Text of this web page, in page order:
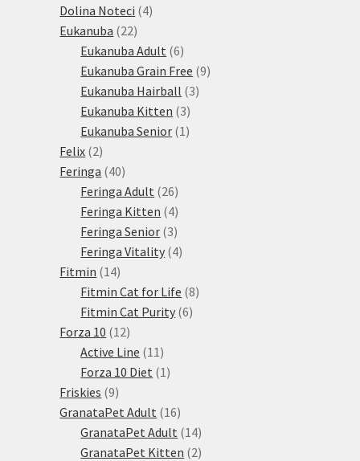
produkty
Dolina Noteci 44
Eukanuba 2222
produktů
Eukanuba Adult 66
produktů
Eukanuba Grain Free 99
Eukanuba Hairball 33
Eukanuba Kitten 33
produkty
Eukanuba Senior 1 1
Felix 22
produkty
Feringa 4040
produktů
Feringa Adult 2626
produktů
Feringa Kitten 44
produkty
Feringa Senior 33
produkty
Feringa Vitality 44
Fitmin 1414
produktů
Fitmin Cat for Life 88
Fitmin Cat Purity 66
Forza 10 1212
produktů
Active Line 11 11
produktů
Forza 10 Diet 1 1
Friskies 99
produktů
GranataPet Adult 1616
produktů
GranataPet Adult 1414
produktů
GranataPet Kitten 22